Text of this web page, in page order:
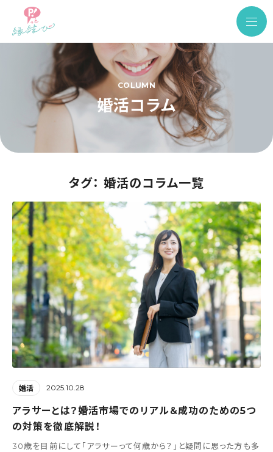
COLUMN
婚活コラム
タグ： 婚活のコラム一覧
婚活 2025.10.28
アラサーとは？婚活市場でのリアル＆成功のための5つ
の対策を徹底解説！
30歳を目前にして「アラサーって何歳から？」と疑問に思った方も多